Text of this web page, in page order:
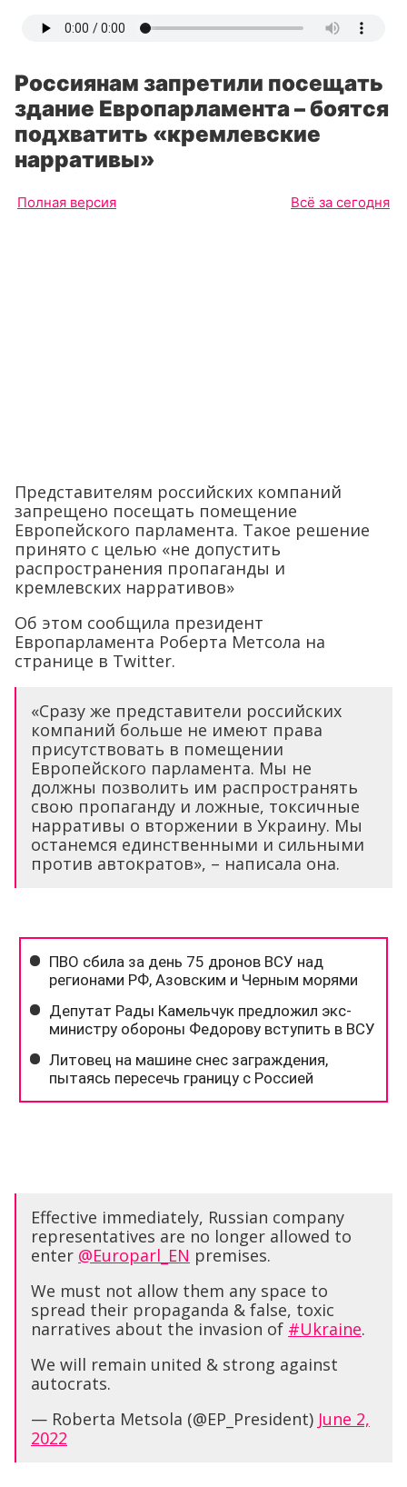
Россиянам запретили посещать
здание Европарламента – боятся
подхватить «кремлевские
нарративы»
Полная версия Всё за сегодня
Представителям российских компаний
запрещено посещать помещение
Европейского парламента. Такое решение
принято с целью «не допустить
распространения пропаганды и
кремлевских нарративов»
Об этом сообщила президент
Европарламента Роберта Метсола на
странице в Twitter.
«Сразу же представители российских
компаний больше не имеют права
присутствовать в помещении
Европейского парламента. Мы не
должны позволить им распространять
свою пропаганду и ложные, токсичные
нарративы о вторжении в Украину. Мы
останемся единственными и сильными
против автократов», – написала она.
Effective immediately, Russian company
representatives are no longer allowed to
enter @Europarl_EN premises.
We must not allow them any space to
spread their propaganda & false, toxic
narratives about the invasion of #Ukraine.
We will remain united & strong against
autocrats.
— Roberta Metsola (@EP_President) June 2,
2022